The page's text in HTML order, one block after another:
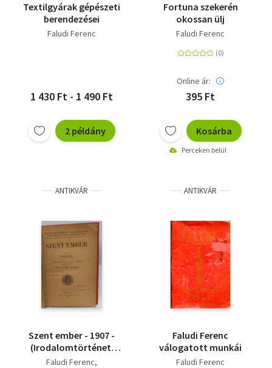
Textilgyárak gépészeti
berendezései
Faludi Ferenc
1 430 Ft - 1 490 Ft
2 példány
Fortuna szekerén
okossan ülj
Faludi Ferenc
Online ár:
395 Ft
Kosárba
Perceken belül
ANTIKVÁR
Szent ember - 1907 -
(Irodalomtörténeti
olvasmányok X.)
Faludi Ferenc
ANTIKVÁR
Faludi Ferenc
válogatott munkái
Faludi Ferenc